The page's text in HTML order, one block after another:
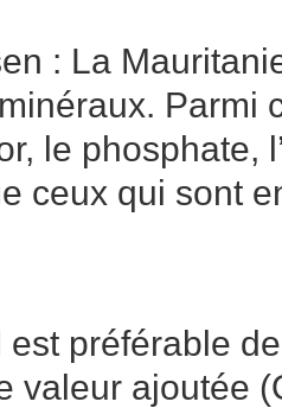
: La
Parmi
le phosphate,
ceux qui sont
est préférable
valeur ajoutée